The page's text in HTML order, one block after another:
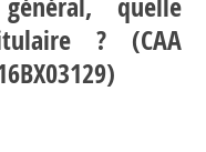
? (CAA